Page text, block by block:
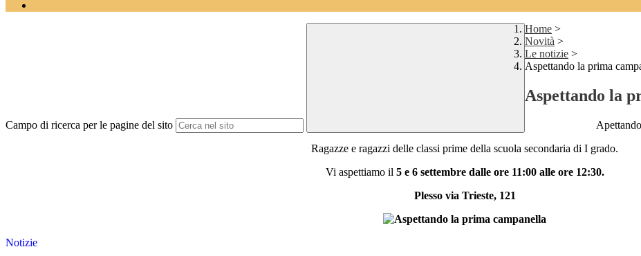
Campo di ricerca per le pagine del sito
Home >
Novità >
Le notizie >
Aspettando la prima
Aspettando la
Ragazze e ragazzi delle classi prime della scuola secondaria di I grado.
Vi aspettiamo il 5 e 6 settembre dalle ore 11:00 alle ore 12:30.
Plesso via Trieste, 121
Notizie